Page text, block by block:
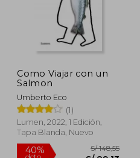
Como Viajar con un
Salmon
Umberto Eco
(1)
Lumen, 2022, 1 Edición,
Tapa Blanda, Nuevo